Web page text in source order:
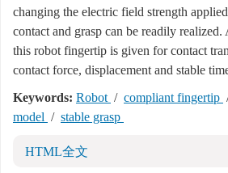
changing the electric field strength
contact and grasp can be readily
this robot fingertip is given for contact
contact force, displacement and stable
Keywords: Robot / compliant fingertip
model / stable grasp
HTML全文